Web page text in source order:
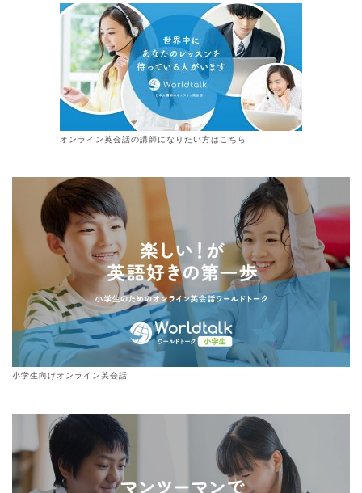
オンライン英会話の講師になりたい方はこちら
小学生向けオンライン英会話